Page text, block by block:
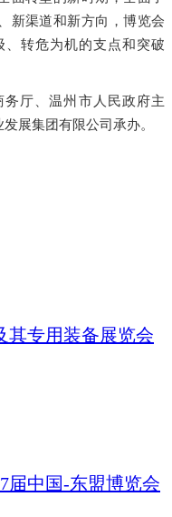
新渠道和新方向，博览会
转危为机的支点和突破
务厅、温州市人民政府主
展集团有限公司承办。
其专用装备展览会
届中国-东盟博览会